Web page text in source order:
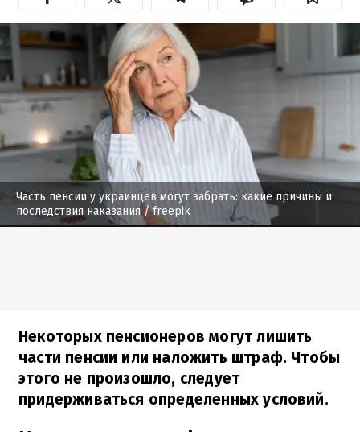
Часть пенсии у украинцев могут забрать: какие причины и
последствия наказания/ freepik
Некоторых пенсионеров могут лишить
части пенсии или наложить штраф. Чтобы
этого не произошло, следует
придерживаться определенных условий.